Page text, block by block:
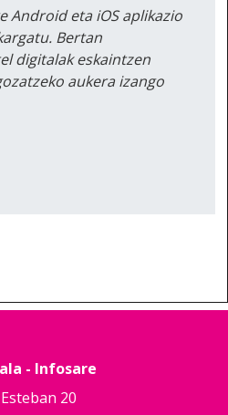
Android eta iOS aplikazio
Bertan
digitalak eskaintzen
aukera izango
- Infosare
20